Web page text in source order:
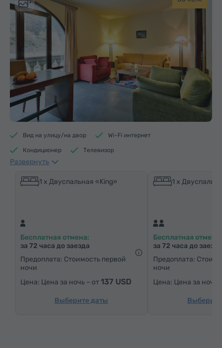
Вид на улицу/на двор Wi-Fi интернет
Кондиционер Телевизор
Ванна / Душевая кабина
Доступ в фитнес центр Доступ в сауну
Письменный стол
Стул Сейф
Спутниковые телеканалы
Паркетные полы
Чай/Кофе
Развернуть
1 x Двуспальная «King»
Бесплатная отмена:
за 72 часа до заезда
Предоплата: Стоимость первой
ночи
Цена за ночь – от 137 USD
Выберите даты
1 x
Бесплатная отмена:
за 72 часа до заезда
Предоплата:
ночи
Цена за ночь